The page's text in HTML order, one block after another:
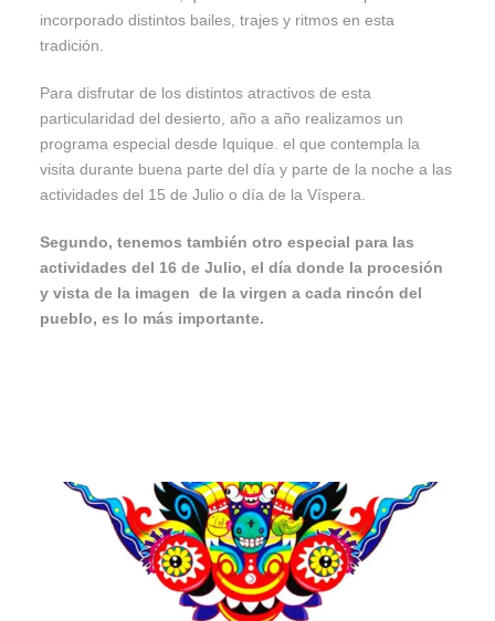
incorporado distintos bailes, trajes y ritmos en esta
tradición.
Para disfrutar de los distintos atractivos de esta
particularidad del desierto, año a año realizamos un
programa especial desde Iquique. el que contempla la
visita durante buena parte del día y parte de la noche a las
actividades del 15 de Julio o día de la Víspera.
Segundo, tenemos también otro especial para las
actividades del 16 de Julio, el día donde la procesión
y vista de la imagen de la virgen a cada rincón del
pueblo, es lo más importante.